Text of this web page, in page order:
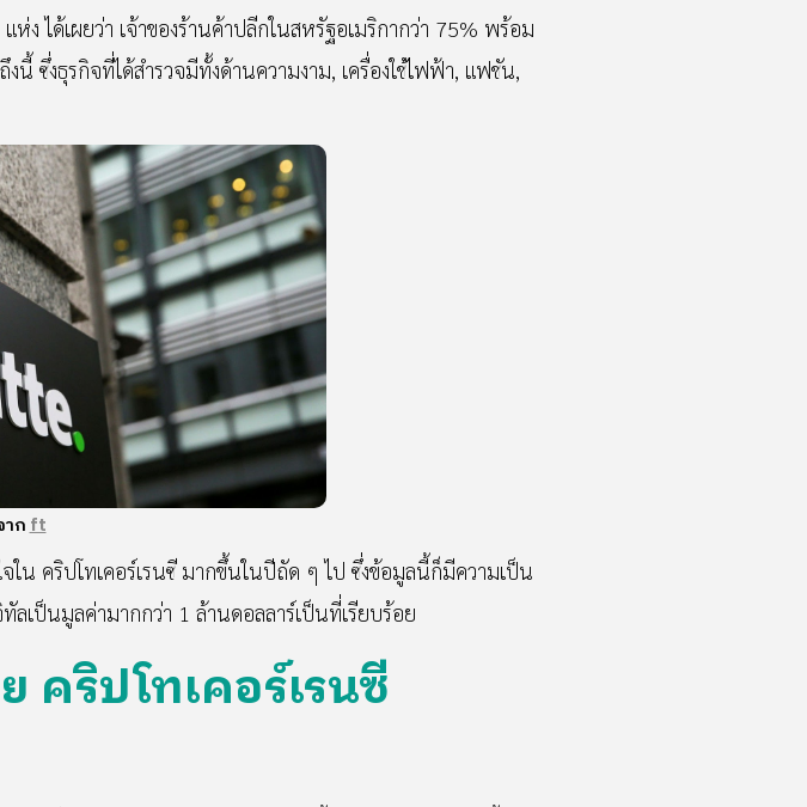
ง ได้เผยว่า เจ้าของร้านค้าปลีกในสหรัฐอเมริกากว่า 75% พร้อม
ซึ่งธุรกิจที่ได้สำรวจมีทั้งด้านความงาม, เครื่องใช้ไฟฟ้า, แฟชัน,
ากft
ใน คริปโทเคอร์เรนซี มากขึ้นในปีถัด ๆ ไป ซึ่งข้อมูลนี้ก็มีความเป็น
เป็นมูลค่ามากกว่า 1 ล้านดอลลาร์เป็นที่เรียบร้อย
คริปโทเคอร์เรนซี